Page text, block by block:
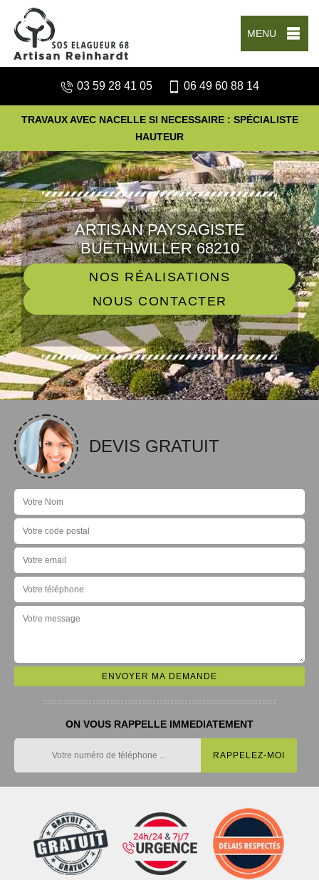
MENU
03 59 28 41 05 06 49 60 88 14
TRAVAUX AVEC NACELLE SI NECESSAIRE : SPÉCIALISTE
HAUTEUR
ARTISAN PAYSAGISTE
BUETHWILLER 68210
NOS RÉALISATIONS
NOUS CONTACTER
DEVIS GRATUIT
ON VOUS RAPPELLE IMMEDIATEMENT